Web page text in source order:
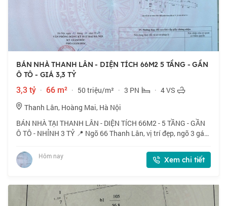
BÁN NHÀ THANH LÂN - DIỆN TÍCH 66M2 5 TẦNG - GẦN
Ô TÔ - GIÁ 3,3 TỶ
3,3 tỷ · 66 m² · 50 triệu/m² · 3 PN · 4 VS
Thanh Lân, Hoàng Mai, Hà Nội
BÁN NHÀ TẠI THANH LÂN - DIỆN TÍCH 66M2 - 5 TẦNG - GẦN
Ô TÔ - NHỈNH 3 TỶ 📍 Ngõ 66 Thanh Lân, vị trí đẹp, ngõ 3 gác
Nhỉnh 3 tỷ. 📜 Sổ đỏ cất két
Hôm nay Xem chi tiết